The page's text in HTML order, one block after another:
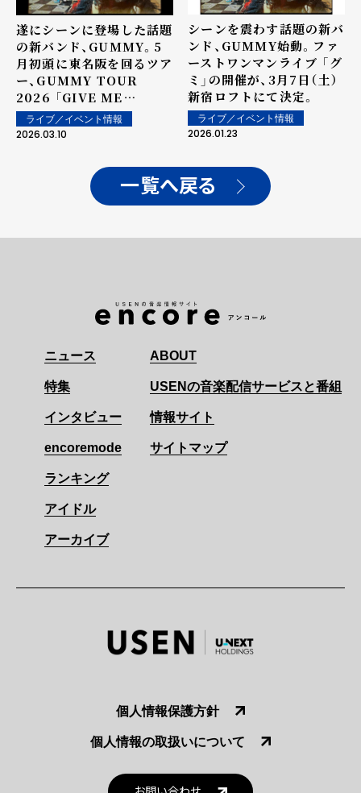
遂にシーンに登場した話題
の新バンド、GUMMY。5
月初頭に東名阪を回るツア
ー、GUMMY TOUR
2026 「GIVE ME
GUMMY」の詳細が解禁。
ライブ／イベント情報
2026.03.10
シーンを震わす話題の新バ
ンド、GUMMY始動。ファ
ーストワンマンライブ 「グ
ミ」の開催が、3月7日（土）
新宿ロフトにて決定。
ライブ／イベント情報
2026.01.23
一覧へ戻る
ニュース
特集
インタビュー
encoremode
ランキング
アイドル
アーカイブ
ABOUT
USENの音楽配信サービスと番組
情報サイト
サイトマップ
個人情報保護方針
個人情報の取扱いについて